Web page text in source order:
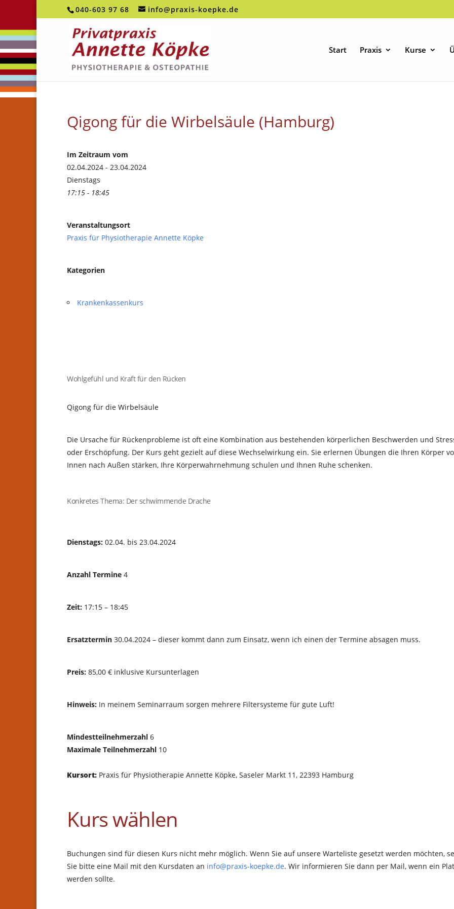
040-603 97 68 info@praxis-koepke.de
Start Praxis Kurse
Qigong für die Wirbelsäule (Hamburg)
Im Zeitraum vom
02.04.2024 - 23.04.2024
Dienstags
17:15 - 18:45
Veranstaltungsort
Praxis für Physiotherapie Annette Köpke
Kategorien
Krankenkassenkurs
Wohlgefühl und Kraft für den Rücken
Qigong für die Wirbelsäule
Die Ursache für Rückenprobleme ist oft eine Kombination aus bestehenden körperlichen Beschwerden und
oder Erschöpfung. Der Kurs geht gezielt auf diese Wechselwirkung ein. Sie erlernen Übungen die Ihren Körper
Innen nach Außen stärken, Ihre Körperwahrnehmung schulen und Ihnen Ruhe schenken.
Konkretes Thema: Der schwimmende Drache
Dienstags: 02.04. bis 23.04.2024
Anzahl Termine 4
Zeit: 17:15 – 18:45
Ersatztermin 30.04.2024 – dieser kommt dann zum Einsatz, wenn ich einen der Termine absagen muss.
Preis: 85,00 € inklusive Kursunterlagen
Hinweis: In meinem Seminarraum sorgen mehrere Filtersysteme für gute Luft!
Mindestteilnehmerzahl 6
Maximale Teilnehmerzahl 10
Kursort: Praxis für Physiotherapie Annette Köpke, Saseler Markt 11, 22393 Hamburg
Kurs wählen
Buchungen sind für diesen Kurs nicht mehr möglich. Wenn Sie auf unsere Warteliste gesetzt werden möchten,
Sie bitte eine Mail mit den Kursdaten an info@praxis-koepke.de. Wir informieren Sie dann per Mail, wenn ein
werden sollte.